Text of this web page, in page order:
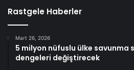
Rastgele Haberler
Mart 26, 2026
5 milyon nüfuslu ülke savunma
dengeleri değiştirecek